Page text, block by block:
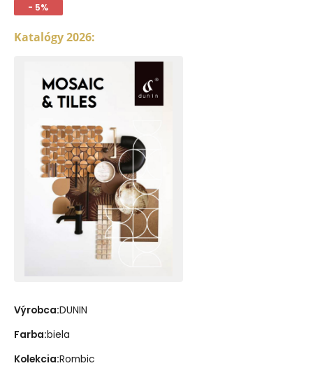
- 5%
Katalógy 2026:
Výrobca:DUNIN
Farba:biela
Kolekcia:Rombic